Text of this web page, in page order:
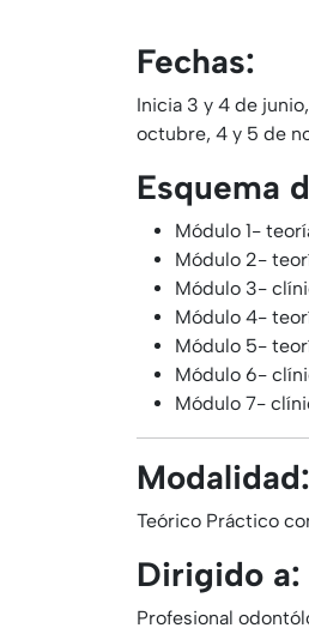
Fechas:
Inicia 3 y 4 de
octubre, 4 y 5 de
Esquema
Módulo 1-
Módulo 2-
Módulo 3-
Módulo 4-
Módulo 5-
Módulo 6-
Módulo 7-
Modalidad:
Teórico Práctico
Dirigido a:
Profesional